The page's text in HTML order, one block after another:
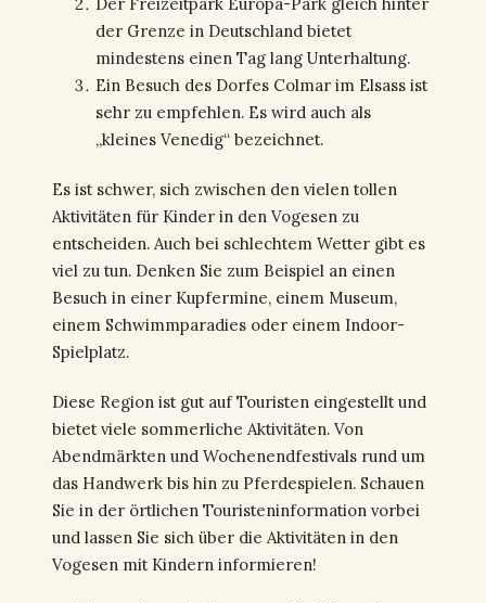
der Grenze in Deutschland bietet
mindestens einen Tag lang Unterhaltung.
Ein Besuch des Dorfes Colmar im Elsass ist
sehr zu empfehlen. Es wird auch als
„kleines Venedig“ bezeichnet.
Es ist schwer, sich zwischen den vielen tollen
Aktivitäten für Kinder in den Vogesen zu
entscheiden. Auch bei schlechtem Wetter gibt es
viel zu tun. Denken Sie zum Beispiel an einen
Besuch in einer Kupfermine, einem Museum,
einem Schwimmparadies oder einem Indoor-
Spielplatz.
Diese Region ist gut auf Touristen eingestellt und
bietet viele sommerliche Aktivitäten. Von
Abendmärkten und Wochenendfestivals rund um
das Handwerk bis hin zu Pferdespielen. Schauen
Sie in der örtlichen Touristeninformation vorbei
und lassen Sie sich über die Aktivitäten in den
Vogesen mit Kindern informieren!